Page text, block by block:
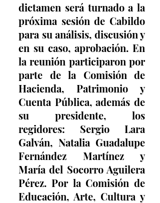
dictamen será turnado a la
próxima sesión de Cabildo
para su análisis, discusión y
en su caso, aprobación. En
la reunión participaron por
parte de la Comisión de
Hacienda, Patrimonio y
Cuenta Pública, además de
su presidente, los
regidores: Sergio Lara
Galván, Natalia Guadalupe
Fernández Martínez y
María del Socorro Aguilera
Pérez. Por la Comisión de
Educación, Arte, Cultura y